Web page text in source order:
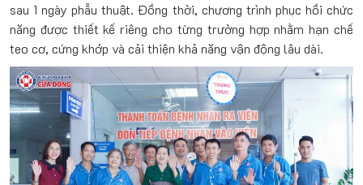
sau 1 ngày phẫu thuật. Đồng thời, chương trình phục hồi chức
năng được thiết kế riêng cho từng trường hợp nhằm hạn chế
teo cơ, cứng khớp và cải thiện khả năng vận động lâu dài.